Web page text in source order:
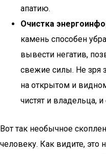
апатию.
Очистка
камень способен
вывести негатив,
свежие силы. Не
на открытом и
чистят и владельца,
Вот так необычное
человеку. Как видите, это